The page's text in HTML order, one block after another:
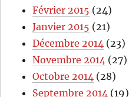
Février 2015 (24)
Janvier 2015 (21)
Décembre 2014 (23)
Novembre 2014 (27)
Octobre 2014 (28)
Septembre 2014 (19)